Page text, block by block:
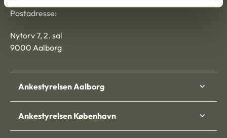
Postadresse:
Nytorv 7, 2. sal
9000 Aalborg
Ankestyrelsen Aalborg
Ankestyrelsen København